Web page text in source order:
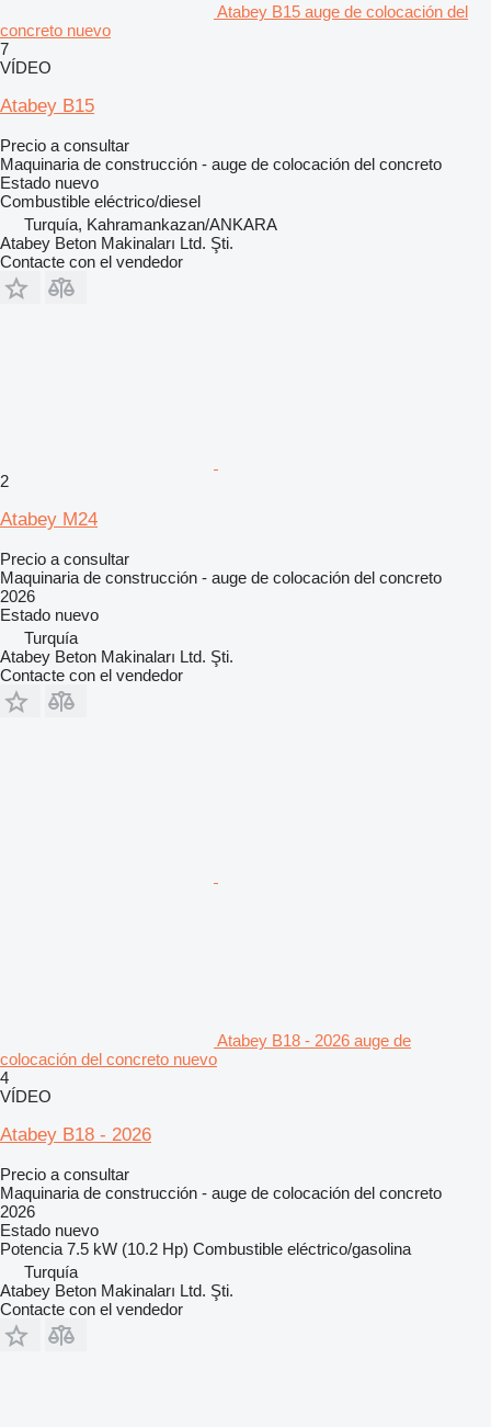
Atabey B15 auge de colocación del
concreto nuevo
7
VÍDEO
Atabey B15
Precio a consultar
Maquinaria de construcción - auge de colocación del concreto
Estado nuevo
Combustible eléctrico/diesel
Turquía, Kahramankazan/ANKARA
Atabey Beton Makinaları Ltd. Şti.
Contacte con el vendedor
2
Atabey M24
Precio a consultar
Maquinaria de construcción - auge de colocación del concreto
2026
Estado nuevo
Turquía
Atabey Beton Makinaları Ltd. Şti.
Contacte con el vendedor
Atabey B18 - 2026 auge de
colocación del concreto nuevo
4
VÍDEO
Atabey B18 - 2026
Precio a consultar
Maquinaria de construcción - auge de colocación del concreto
2026
Estado nuevo
Potencia 7.5 kW (10.2 Hp) Combustible eléctrico/gasolina
Turquía
Atabey Beton Makinaları Ltd. Şti.
Contacte con el vendedor